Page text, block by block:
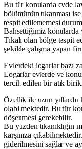
Bu tür konularda evde
bölümünün tıkanması
tespit edilememesi
Bahsettiğimiz konularda
Tıkalı olan bölge tespit
şekilde çalışma yapan
Evlerdeki logarlar bazı
Logarlar evlerde ve
tercih edilen bir atık
Özellik ile uzun yıllardır
olabilmektedir. Bu tür
döşenmesi gerekebilir.
Bu yüzden tıkanıklığın
karşınıza
giderilmesini sağlar ve